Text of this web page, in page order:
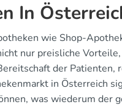
In
wie Shop-
nur preisliche
der
in Österreich
was wiederum der